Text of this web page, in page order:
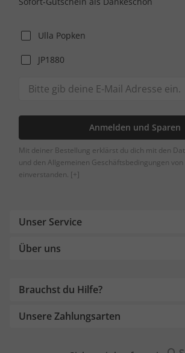
Ulla Popken
JP1880
Anmelden und Sparen
Mit deiner Bestellung erklärst du dich mit den
und den Allgemeinen Geschäftsbedingungen von
einverstanden. [+]
Unser Service
Über uns
Brauchst du Hilfe?
Unsere Zahlungsarten